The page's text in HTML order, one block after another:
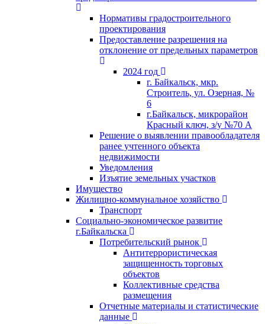
Нормативы градостроительного
проектирования
Предоставление разрешения на
отклонение от предельных параметров
2024 год
г. Байкальск, мкр.
Строитель, ул. Озерная, №
6
г.Байкальск, микрорайон
Красный ключ, з/у №70 А
Решение о выявлении правообладателя
ранее учтенного объекта
недвижимости
Уведомления
Изъятие земельных участков
Имущество
Жилищно-коммунальное хозяйство
Транспорт
Социально-экономическое развитие
г.Байкальска
Потребительский рынок
Антитеррористическая
защищенность торговых
объектов
Коллективные средства
размещения
Отчетные материалы и статистические
данные